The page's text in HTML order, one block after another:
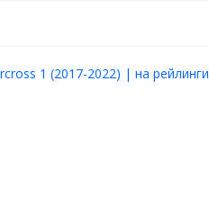
1 (2017-2022) | на рейлинги